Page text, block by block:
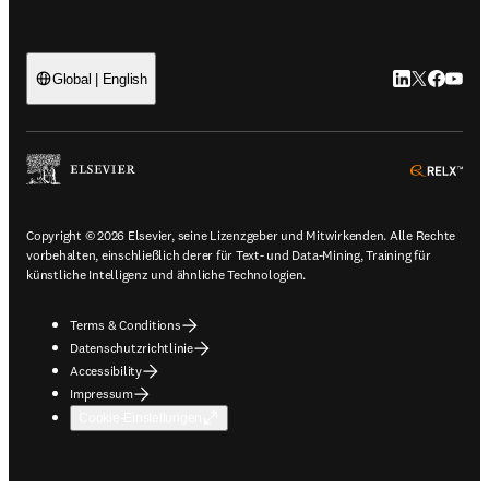
Global | English LinkedIn
Twitter
Copyright © 2026 Elsevier, seine Lizenzgeber und Mitwirkenden. Alle Rechte
vorbehalten, einschließlich derer für Text- und Data-Mining, Training für
künstliche Intelligenz und ähnliche Technologien.
Terms & Conditions
Datenschutzrichtlinie
Accessibility
Impressum